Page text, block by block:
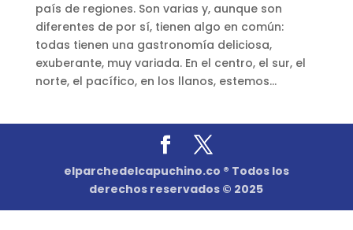
país de regiones. Son varias y, aunque son
diferentes de por sí, tienen algo en común:
todas tienen una gastronomía deliciosa,
exuberante, muy variada. En el centro, el sur, el
norte, el pacífico, en los llanos, estemos...
elparchedelcapuchino.co ® Todos los
derechos reservados © 2025